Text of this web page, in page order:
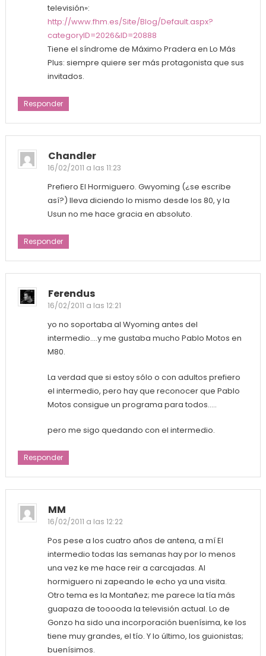
televisión»:
http://www.fhm.es/Site/Blog/Default.aspx?
categoryID=2026&ID=20888
Tiene el síndrome de Máximo Pradera en Lo Más
Plus: siempre quiere ser más protagonista que sus
invitados.
Responder
Chandler
16/02/2011 a las 11:23
Prefiero El Hormiguero. Gwyoming (¿se escribe
así?) lleva diciendo lo mismo desde los 80, y la
Usun no me hace gracia en absoluto.
Responder
Ferendus
16/02/2011 a las 12:21
yo no soportaba al Wyoming antes del
intermedio….y me gustaba mucho Pablo Motos en
M80.
La verdad que si estoy sólo o con adultos prefiero
el intermedio, pero hay que reconocer que Pablo
Motos consigue un programa para todos…..
pero me sigo quedando con el intermedio.
Responder
MM
16/02/2011 a las 12:22
Pos pese a los cuatro años de antena, a mí El
intermedio todas las semanas hay por lo menos
una vez ke me hace reir a carcajadas. Al
hormiguero ni zapeando le echo ya una visita.
Otro tema es la Montañez; me parece la tía más
guapaza de tooooda la televisión actual. Lo de
Gonzo ha sido una incorporación buenísima, ke los
tiene muy grandes, el tío. Y lo último, los guionistas;
buenísimos.